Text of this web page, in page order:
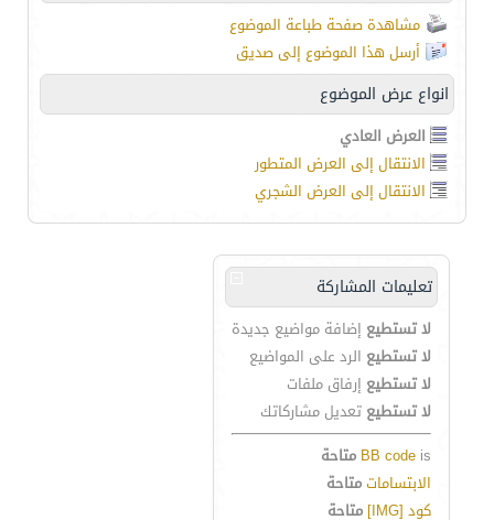
مشاهدة صفحة طباعة الموضوع
أرسل هذا الموضوع إلى صديق
انواع عرض الموضوع
العرض العادي
الانتقال إلى العرض المتطور
الانتقال إلى العرض الشجري
تعليمات المشاركة
لا تستطيع إضافة مواضيع جديدة
لا تستطيع الرد على المواضيع
لا تستطيع إرفاق ملفات
لا تستطيع تعديل مشاركاتك
BB code is
متاحة
الابتساماتمتاحة
كود [IMG]
متاحة